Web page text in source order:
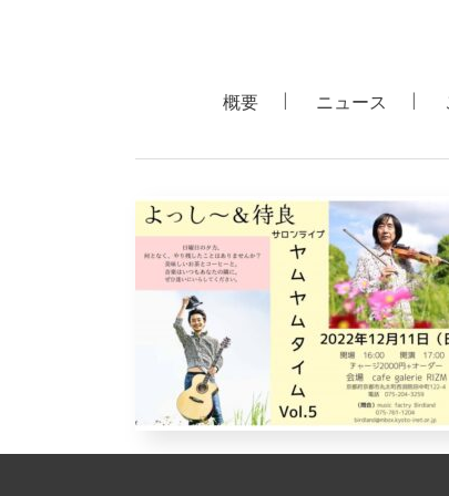
概要 ニュース